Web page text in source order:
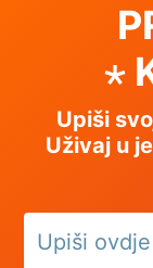
⋆
Upiši
Uživaj u